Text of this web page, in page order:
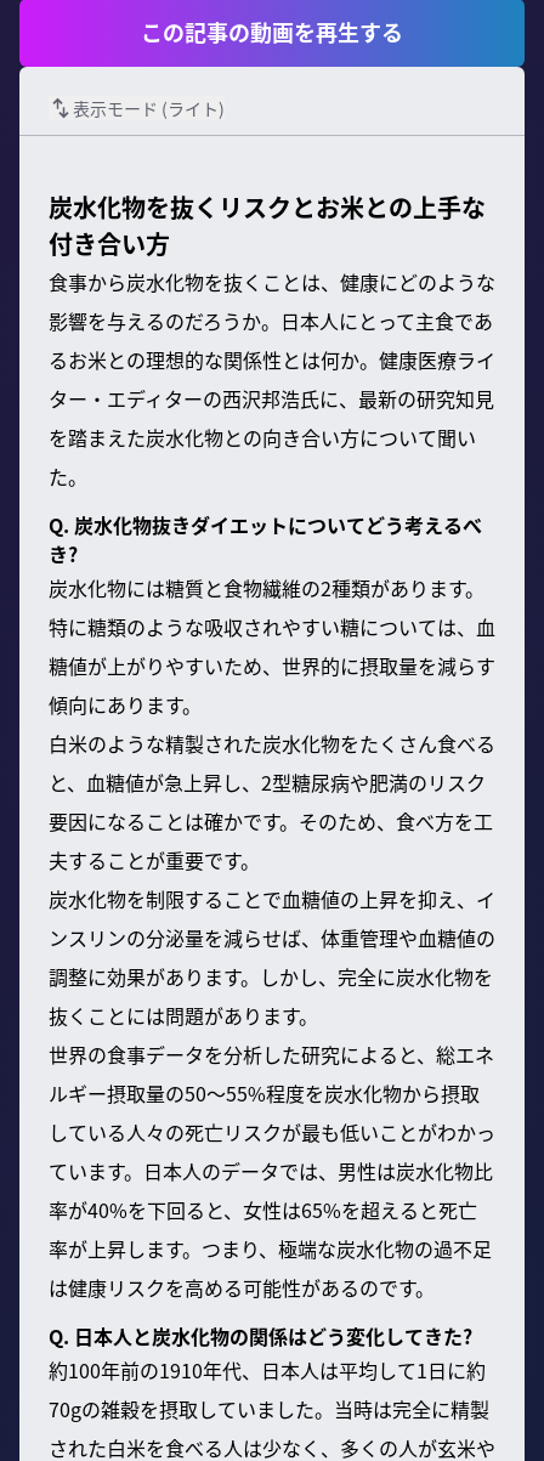
この記事の動画を再生する
表示モード (ライト)
炭水化物を抜くリスクとお米との上手な
付き合い方
食事から炭水化物を抜くことは、健康にどのような
影響を与えるのだろうか。日本人にとって主食であ
るお米との理想的な関係性とは何か。健康医療ライ
ター・エディターの西沢邦浩氏に、最新の研究知見
を踏まえた炭水化物との向き合い方について聞い
た。
Q. 炭水化物抜きダイエットについてどう考えるべ
き?
炭水化物には糖質と食物繊維の2種類があります。
特に糖類のような吸収されやすい糖については、血
糖値が上がりやすいため、世界的に摂取量を減らす
傾向にあります。
白米のような精製された炭水化物をたくさん食べる
と、血糖値が急上昇し、2型糖尿病や肥満のリスク
要因になることは確かです。そのため、食べ方を工
夫することが重要です。
炭水化物を制限することで血糖値の上昇を抑え、イ
ンスリンの分泌量を減らせば、体重管理や血糖値の
調整に効果があります。しかし、完全に炭水化物を
抜くことには問題があります。
世界の食事データを分析した研究によると、総エネ
ルギー摂取量の50〜55%程度を炭水化物から摂取
している人々の死亡リスクが最も低いことがわかっ
ています。日本人のデータでは、男性は炭水化物比
率が40%を下回ると、女性は65%を超えると死亡
率が上昇します。つまり、極端な炭水化物の過不足
は健康リスクを高める可能性があるのです。
Q. 日本人と炭水化物の関係はどう変化してきた?
約100年前の1910年代、日本人は平均して1日に約
70gの雑穀を摂取していました。当時は完全に精製
された白米を食べる人は少なく、多くの人が玄米や